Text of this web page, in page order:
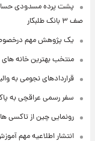
پشت پرده‌ مسدودی
صف ۳ بانک طلبکار
یک پژوهش مهم درخصوص
منتخب بهترین خانه های
قراردادهای نجومی به
سفر رسمی عراقچی به
رونمایی چین از تاکسی
انتشار اطلاعیه مهم